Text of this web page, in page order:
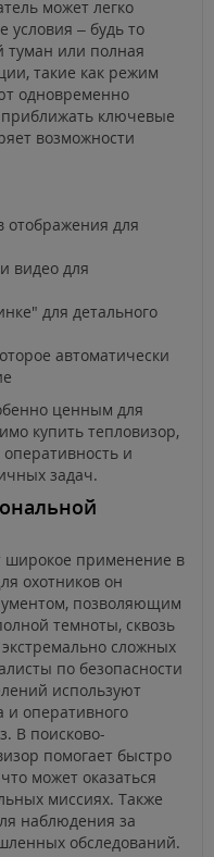
может легко
– будь то
туман или полная
такие как режим
одновременно
ключевые
возможности
отображения для
видео для
для детального
автоматически
ценным для
купить тепловизор,
и
задач.
широкое применение в
охотников он
позволяющим
темноты, сквозь
сложных
по безопасности
используют
и оперативного
В поисково-
помогает быстро
может оказаться
миссиях. Также
наблюдения за
обследований.